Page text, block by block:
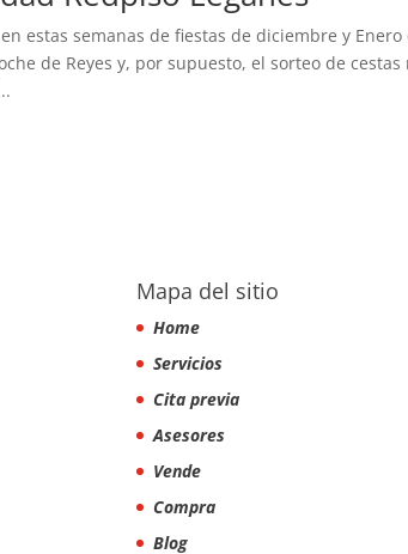
estas semanas de fiestas de diciembre y Enero
de Reyes y, por supuesto, el sorteo de
Mapa del sitio
Home
Servicios
Cita previa
Asesores
Vende
Compra
Blog